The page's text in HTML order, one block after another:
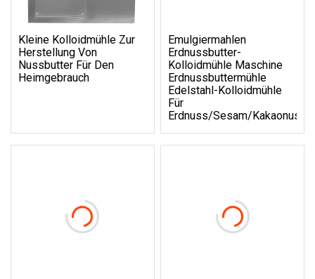
Kleine Kolloidmühle Zur
Herstellung Von
Nussbutter Für Den
Heimgebrauch
Emulgiermahlen
Erdnussbutter-
Kolloidmühle Maschine
Erdnussbuttermühle
Edelstahl-Kolloidmühle
Für
Erdnuss/Sesam/Kakaonuss